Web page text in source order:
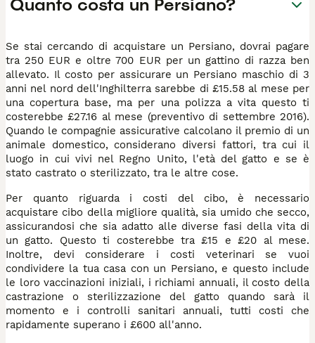
Quanto costa un Persiano?
Se stai cercando di acquistare un Persiano, dovrai pagare
tra 250 EUR e oltre 700 EUR per un gattino di razza ben
allevato. Il costo per assicurare un Persiano maschio di 3
anni nel nord dell'Inghilterra sarebbe di £15.58 al mese per
una copertura base, ma per una polizza a vita questo ti
costerebbe £27.16 al mese (preventivo di settembre 2016).
Quando le compagnie assicurative calcolano il premio di un
animale domestico, considerano diversi fattori, tra cui il
luogo in cui vivi nel Regno Unito, l'età del gatto e se è
stato castrato o sterilizzato, tra le altre cose.
Per quanto riguarda i costi del cibo, è necessario
acquistare cibo della migliore qualità, sia umido che secco,
assicurandosi che sia adatto alle diverse fasi della vita di
un gatto. Questo ti costerebbe tra £15 e £20 al mese.
Inoltre, devi considerare i costi veterinari se vuoi
condividere la tua casa con un Persiano, e questo include
le loro vaccinazioni iniziali, i richiami annuali, il costo della
castrazione o sterilizzazione del gatto quando sarà il
momento e i controlli sanitari annuali, tutti costi che
rapidamente superano i £600 all'anno.